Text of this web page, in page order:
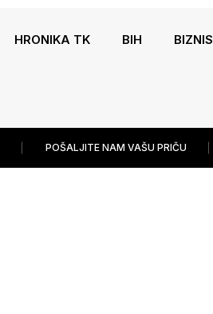
HRONIKA TK BIH BIZNIS
POŠALJITE NAM VAŠU PRIČU